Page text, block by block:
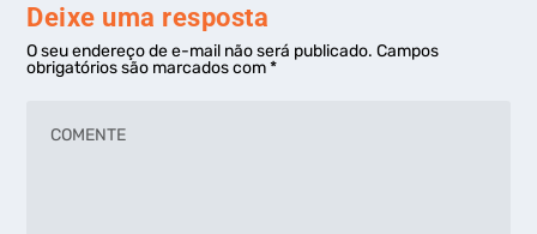
Deixe uma resposta
O seu endereço de e-mail não será publicado. Campos
obrigatórios são marcados com*